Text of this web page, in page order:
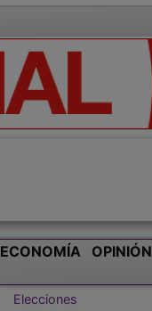
ECONOMÍA OPINIÓN
Elecciones